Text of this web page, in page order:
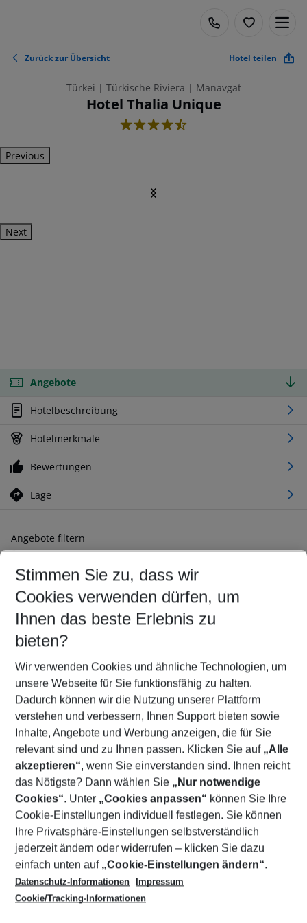
Zurück zur Übersicht Hotel teilen
Türkei | Türkische Riviera | Manavgat
Hotel Thalia Unique
4.5
Previous
Next
Angebote
Hotelbeschreibung
Hotelmerkmale
Bewertungen
Lage
Angebote filtern
Ändern Sie Ihre Kriterien nach Ihren Wünschen
Abflughafen wählen
Beliebiger Abflughafen
Reisezeitraum wählen
08.08.26– 06.08.27 5-8 Nächte
2 Erwachsene Keine Kinder
Mehr Filter anzeigen
Footer
Footer navigation
Über uns
AGB
Cookie-Einstellungen ändern
Cookie-Richtlinie
Datenschutz
Service & Hilfe
Barrierefreies Reisen
Check-in
Folgen Sie uns
Stimmen Sie zu, dass wir
Cookies verwenden dürfen, um
Ihnen das beste Erlebnis zu
bieten?
Wir verwenden Cookies und ähnliche Technologien, um
unsere Webseite für Sie funktionsfähig zu halten.
Dadurch können wir die Nutzung unserer Plattform
verstehen und verbessern, Ihnen Support bieten sowie
Inhalte, Angebote und Werbung anzeigen, die für Sie
relevant sind und zu Ihnen passen. Klicken Sie auf „Alle
akzeptieren“, wenn Sie einverstanden sind. Ihnen reicht
das Nötigste? Dann wählen Sie „Nur notwendige
Cookies“. Unter „Cookies anpassen“ können Sie Ihre
Cookie-Einstellungen individuell festlegen. Sie können
Ihre Privatsphäre-Einstellungen selbstverständlich
jederzeit ändern oder widerrufen – klicken Sie dazu
einfach unten auf „Cookie-Einstellungen ändern“.
Datenschutz-Informationen
Impressum
Cookie/Tracking-Informationen